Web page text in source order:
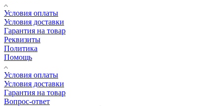
Условия оплаты
Условия доставки
Гарантия на товар
Реквизиты
Политика
Помощь
Условия оплаты
Условия доставки
Гарантия на товар
Вопрос-ответ